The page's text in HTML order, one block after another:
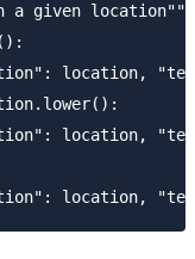
a given location"""
location,
location,